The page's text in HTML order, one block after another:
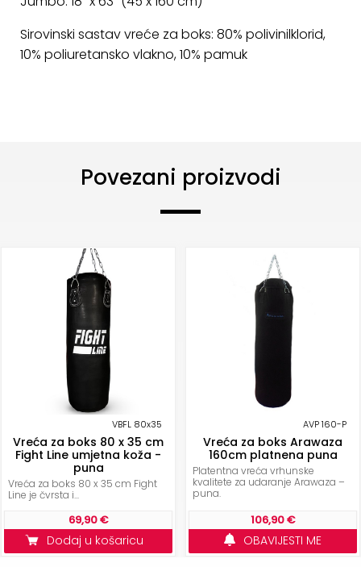
Uvjeti
Sirovinski sastav vreće za boks: 80% polivinilklorid,
10% poliuretansko vlakno, 10% pamuk
Povezani proizvodi
VBFL 80x35
Vreća za boks 80 x 35 cm
Fight Line umjetna koža -
puna
Vreća za boks 80 x 35 cm Fight
Line je čvrsta i...
69,90 €
Dodaj u košaricu
AVP 160-P
Vreća za boks Arawaza
160cm platnena puna
Platentna vreća vrhunske
kvalitete za udaranje Arawaza –
puna.
106,90 €
OBAVIJESTI ME